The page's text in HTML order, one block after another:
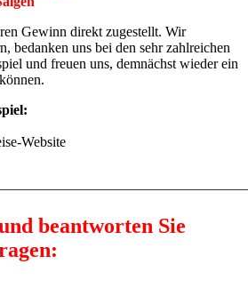
Gewinn direkt zugestellt. Wir
bedanken uns bei den sehr zahlreichen
und freuen uns, demnächst wieder ein
Website
beantworten Sie